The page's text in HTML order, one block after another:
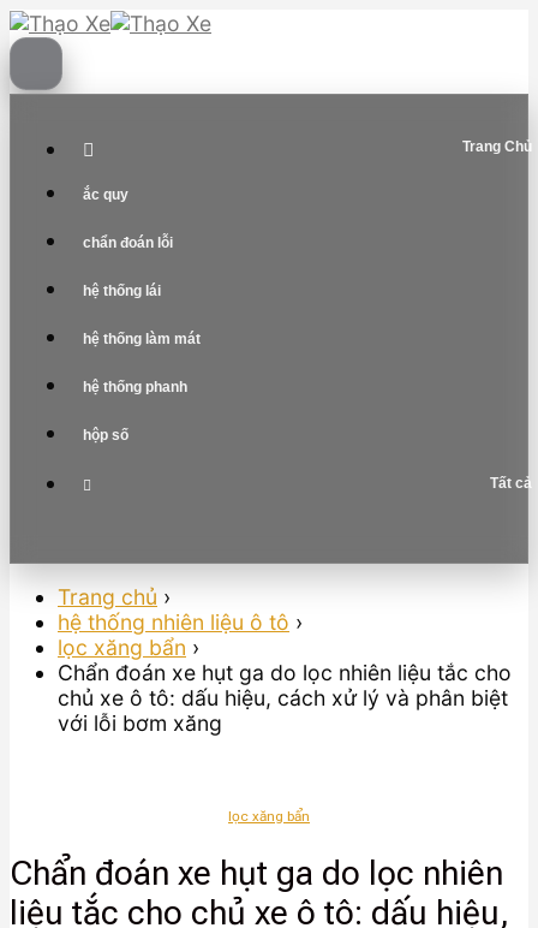
Skip
to
content
Trang Chủ
ắc quy
chẩn đoán lỗi
hệ thống lái
hệ thống làm mát
hệ thống phanh
hộp số
Tất cả
Trang chủ ›
hệ thống nhiên liệu ô tô ›
lọc xăng bẩn ›
Chẩn đoán xe hụt ga do lọc nhiên liệu tắc cho
chủ xe ô tô: dấu hiệu, cách xử lý và phân biệt
với lỗi bơm xăng
lọc xăng bẩn
Chẩn đoán xe hụt ga do lọc nhiên
liệu tắc cho chủ xe ô tô: dấu hiệu,